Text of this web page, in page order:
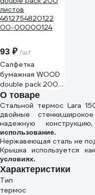
93 ₽ /шт
Салфетка
бумажная WOOD
double pack 200
листов
4612754820122
00-00000124
О товаре
Стальной термос Lara
двойные
надежную
использование.
Нержавеющая сталь не
Крышка используется
условиях.
Характеристики
Тип
термос